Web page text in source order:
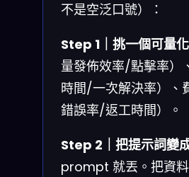
不是空泛口號）：
Step 1｜挑一個可量化
量發佈效率/點擊率）
時間/一次解決率）、
錯誤率/返工時間）。
Step 2｜把提示詞變
prompt 就丟。把資